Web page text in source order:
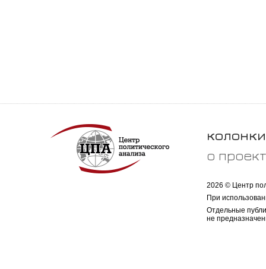
колонки
о
2026 © Центр
При
Отдельные
не